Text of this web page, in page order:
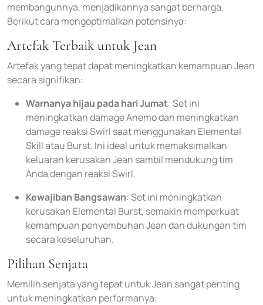
membangunnya, menjadikannya sangat berharga.
Berikut cara mengoptimalkan potensinya:
Artefak Terbaik untuk Jean
Artefak yang tepat dapat meningkatkan kemampuan Jean
secara signifikan:
Warnanya hijau pada hari Jumat: Set ini
meningkatkan damage Anemo dan meningkatkan
damage reaksi Swirl saat menggunakan Elemental
Skill atau Burst. Ini ideal untuk memaksimalkan
keluaran kerusakan Jean sambil mendukung tim
Anda dengan reaksi Swirl.
Kewajiban Bangsawan: Set ini meningkatkan
kerusakan Elemental Burst, semakin memperkuat
kemampuan penyembuhan Jean dan dukungan tim
secara keseluruhan.
Pilihan Senjata
Memilih senjata yang tepat untuk Jean sangat penting
untuk meningkatkan performanya: